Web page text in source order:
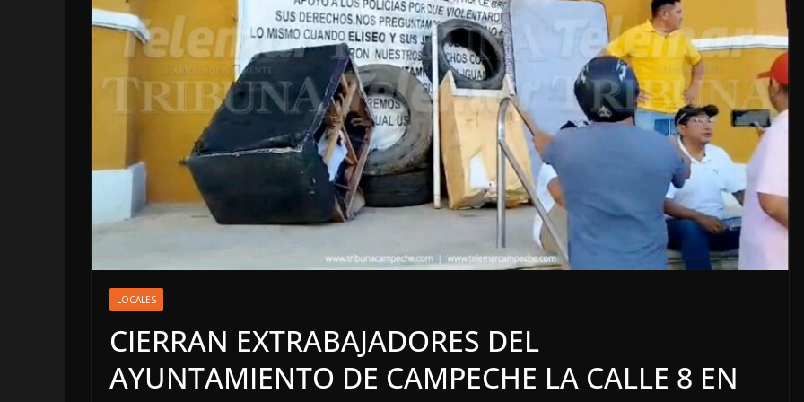
LOCALES
CIERRAN EXTRABAJADORES DEL
AYUNTAMIENTO DE CAMPECHE LA CALLE 8 EN
LOCALES OPINIÓN
4 agosto, 2026
LOCALES OPINIÓN